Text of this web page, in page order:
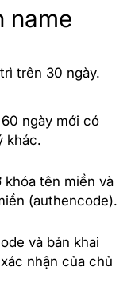
name
trên 30 ngày.
ngày mới có
khác.
khóa tên miền và
(authencode).
và bản khai
nhận của chủ